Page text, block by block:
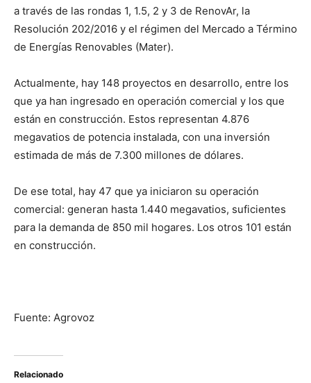
a través de las rondas 1, 1.5, 2 y 3 de RenovAr, la
Resolución 202/2016 y el régimen del Mercado a Término
de Energías Renovables (Mater).
Actualmente, hay 148 proyectos en desarrollo, entre los
que ya han ingresado en operación comercial y los que
están en construcción. Estos representan 4.876
megavatios de potencia instalada, con una inversión
estimada de más de 7.300 millones de dólares.
De ese total, hay 47 que ya iniciaron su operación
comercial: generan hasta 1.440 megavatios, suficientes
para la demanda de 850 mil hogares. Los otros 101 están
en construcción.
Fuente: Agrovoz
Relacionado